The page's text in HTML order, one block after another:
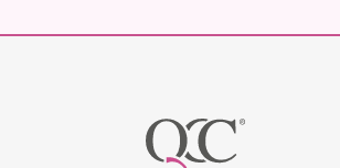
Footer